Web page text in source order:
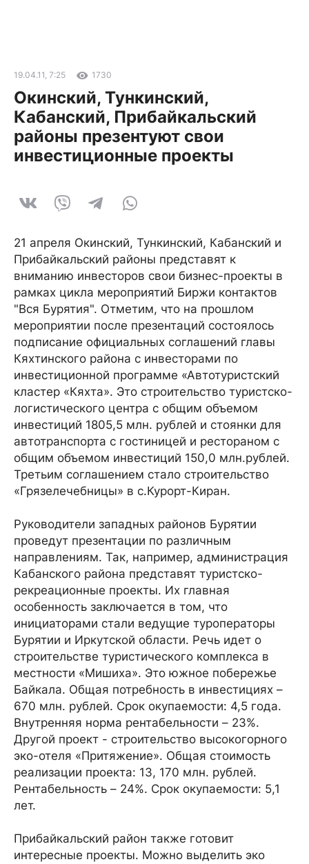
19.04.11, 7:25 1730
Окинский, Тункинский,
Кабанский, Прибайкальский
районы презентуют свои
инвестиционные проекты
21 апреля Окинский, Тункинский, Кабанский и
Прибайкальский районы представят к
вниманию инвесторов свои бизнес-проекты в
рамках цикла мероприятий Биржи контактов
"Вся Бурятия". Отметим, что на прошлом
мероприятии после презентаций состоялось
подписание официальных соглашений главы
Кяхтинского района с инвесторами по
инвестиционной программе «Автотуристский
кластер «Кяхта». Это строительство туристско-
логистического центра с общим объемом
инвестиций 1805,5 млн. рублей и стоянки для
автотранспорта с гостиницей и рестораном с
общим объемом инвестиций 150,0 млн.рублей.
Третьим соглашением стало строительство
«Грязелечебницы» в с.Курорт-Киран.
Руководители западных районов Бурятии
проведут презентации по различным
направлениям. Так, например, администрация
Кабанского района представят туристско-
рекреационные проекты. Их главная
особенность заключается в том, что
инициаторами стали ведущие туроператоры
Бурятии и Иркутской области. Речь идет о
строительстве туристического комплекса в
местности «Мишиха». Это южное побережье
Байкала. Общая потребность в инвестициях –
670 млн. рублей. Срок окупаемости: 4,5 года.
Внутренняя норма рентабельности – 23%.
Другой проект - строительство высокогорного
эко-отеля «Притяжение». Общая стоимость
реализации проекта: 13, 170 млн. рублей.
Рентабельность – 24%. Срок окупаемости: 5,1
лет.
Прибайкальский район также готовит
интересные проекты. Можно выделить эко